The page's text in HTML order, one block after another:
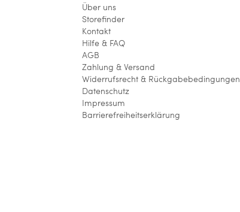
Über uns
Storefinder
Kontakt
Hilfe & FAQ
AGB
Zahlung & Versand
Widerrufsrecht & Rückgabebedingungen
Datenschutz
Impressum
Barrierefreiheitserklärung